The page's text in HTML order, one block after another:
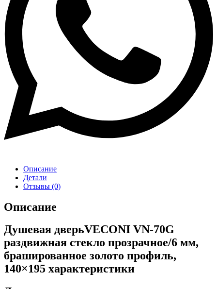
Описание
Детали
Отзывы (0)
Описание
Душевая дверьVECONI VN-70G
раздвижная стекло прозрачное/6 мм,
брашированное золото профиль,
140×195 характеристики